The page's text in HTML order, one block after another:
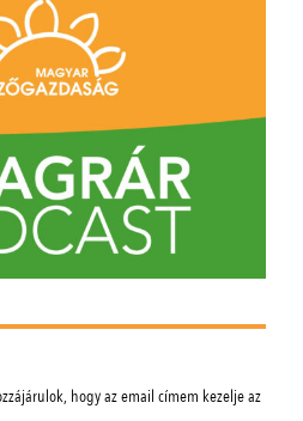
hogy az email címem kezelje az